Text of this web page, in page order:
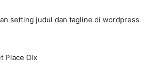
setting judul dan tagline di wordpress
Place Olx